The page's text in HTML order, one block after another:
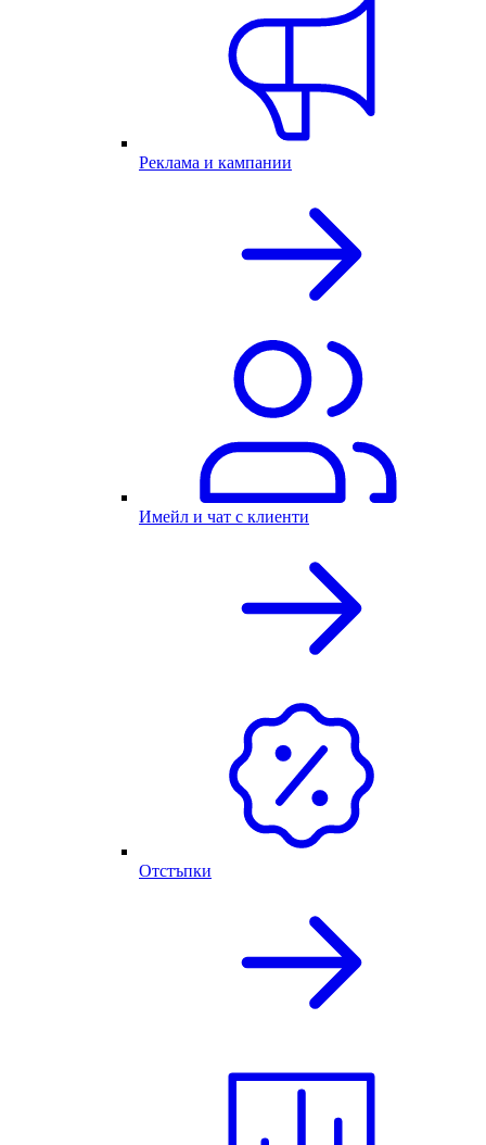
Реклама и кампании
Имейл и чат с клиенти
Отстъпки